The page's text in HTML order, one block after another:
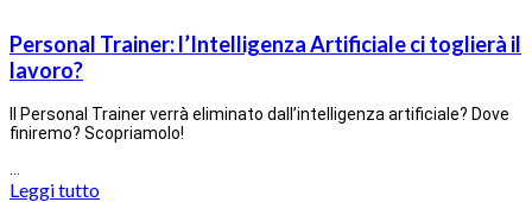
Personal Trainer: l’Intelligenza Artificiale ci toglierà il
lavoro?
Il Personal Trainer verrà eliminato dall’intelligenza artificiale? Dove
finiremo? Scopriamolo!
Leggi tutto